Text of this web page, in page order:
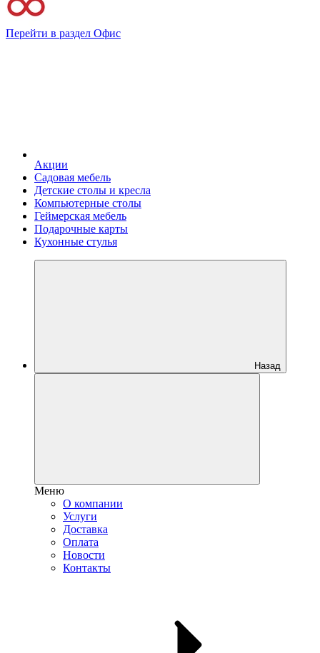
Перейти в раздел Офис
Акции
Садовая мебель
Детские столы и кресла
Компьютерные столы
Геймерская мебель
Подарочные карты
Кухонные стулья
Назад
Меню
О компании
Услуги
Доставка
Оплата
Новости
Контакты